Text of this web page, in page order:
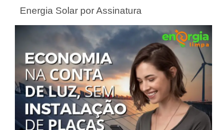
Energia Solar por Assinatura